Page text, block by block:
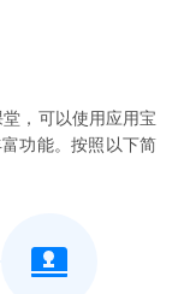
，可以使用应用宝
功能。按照以下简